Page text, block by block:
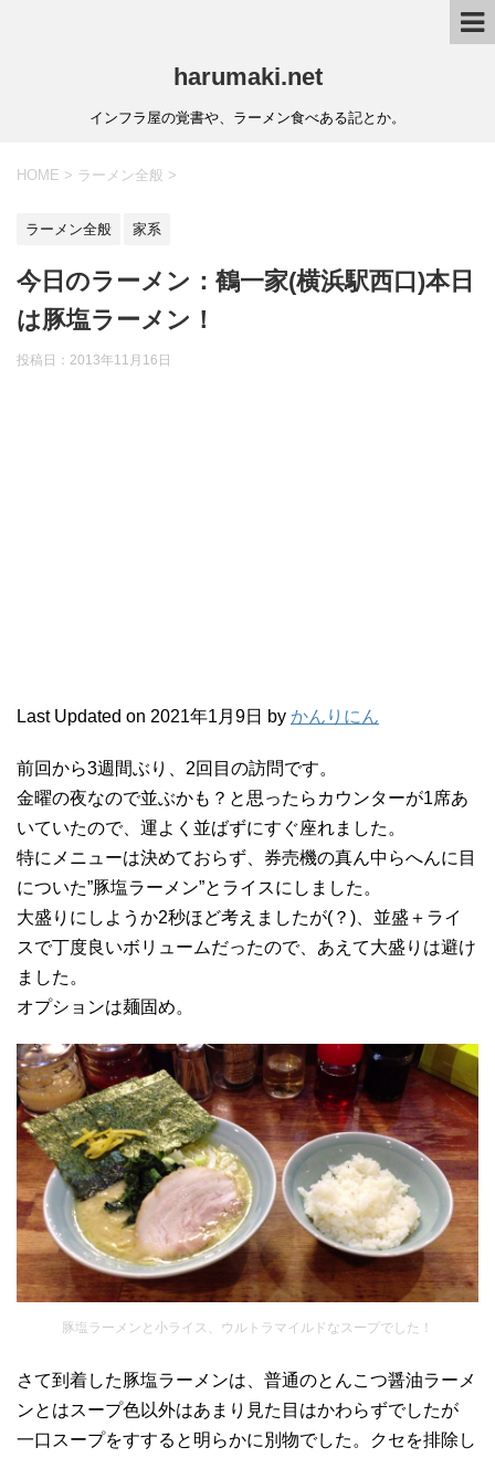
harumaki.net
インフラ屋の覚書や、ラーメン食べある記とか。
HOME > ラーメン全般 >
ラーメン全般 家系
今日のラーメン：鶴一家(横浜駅西口)本日
は豚塩ラーメン！
投稿日：2013年11月16日
Last Updated on 2021年1月9日 by かんりにん
前回から3週間ぶり、2回目の訪問です。
金曜の夜なので並ぶかも？と思ったらカウンターが1席あ
いていたので、運よく並ばずにすぐ座れました。
特にメニューは決めておらず、券売機の真ん中らへんに目
についた”豚塩ラーメン”とライスにしました。
大盛りにしようか2秒ほど考えましたが(？)、並盛＋ライ
スで丁度良いボリュームだったので、あえて大盛りは避け
ました。
オプションは麺固め。
豚塩ラーメンと小ライス、ウルトラマイルドなスープでした！
さて到着した豚塩ラーメンは、普通のとんこつ醤油ラーメ
ンとはスープ色以外はあまり見た目はかわらずでしたが
一口スープをすすると明らかに別物でした。クセを排除し